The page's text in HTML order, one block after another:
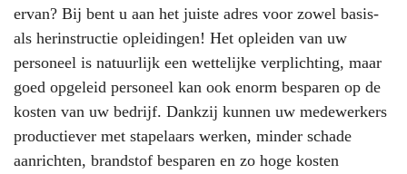
ervan? Bij bent u aan het juiste adres voor zowel basis-
als herinstructie opleidingen! Het opleiden van uw
personeel is natuurlijk een wettelijke verplichting, maar
goed opgeleid personeel kan ook enorm besparen op de
kosten van uw bedrijf. Dankzij kunnen uw medewerkers
productiever met stapelaars werken, minder schade
aanrichten, brandstof besparen en zo hoge kosten